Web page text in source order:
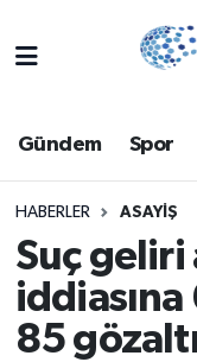
Gündem Spor
HABERLER ASAYIŞ
Suç geliri
85
Bursa
Dünya
Eğitim
Ekonomi
Trafik Durumu
Süper Lig
Tüm
Son Dakika